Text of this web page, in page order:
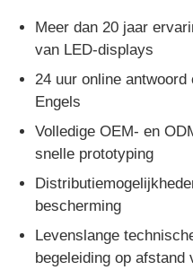
Meer dan 20 jaar
van LED-displays
24 uur online
Engels
Volledige OEM- en
snelle prototyping
bescherming
Levenslange
begeleiding op afstand